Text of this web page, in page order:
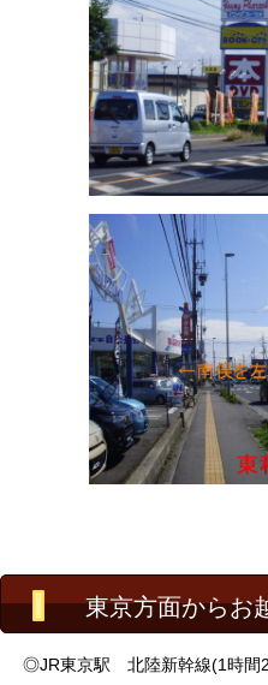
東京方面からお
◎JR東京駅 北陸新幹線(1時